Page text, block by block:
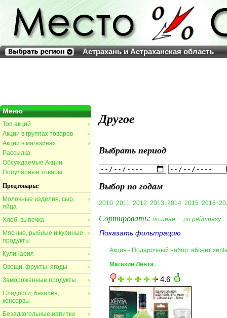
Астрахань и Астраханская область
Меню
>
Топ акций
>
Акции в группах товаров
>
Акции в магазинах
Рассылка
Обсуждаемые Акции
Популярные товары
Продтовары:
>
Молочные изделия, сыр,
яйца
>
Хлеб, выпечка
>
Мясные, рыбные и куриные
продукты
>
Кулинария
>
Овощи, фрукты, ягоды
>
Замороженные продукты
>
Сладости, бакалея,
консервы
>
Безалкогольные напитки
Другое
Выбрать период
Выбор по годам
2010 2011 2012 2013 2014 2015 2016
Сортировать: по цене по рейтингу
Показать фильтрацию
Акция - Подарочный набор: абсент
Магазин Лента
4.6